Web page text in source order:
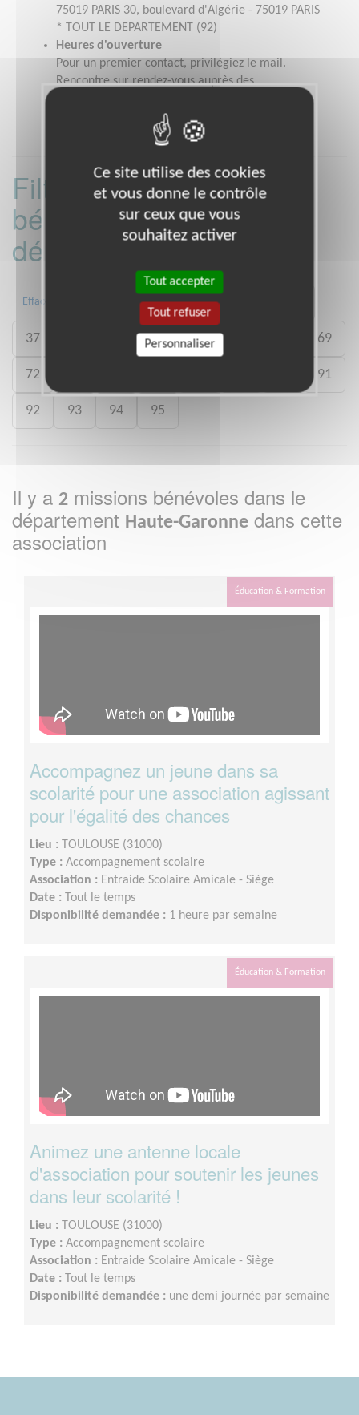
75019 PARIS 30, boulevard d'Algérie - 75019 PARIS
* TOUT LE DEPARTEMENT (92)
Heures d'ouverture
Pour un premier contact, privilégiez le mail.
Rencontre sur rendez-vous auprès des
Filtrer les missions
bénévoles par
département :
Effacer 17 31
37 45 49 69
72 91
92 93 94 95
Il y a 2 missions bénévoles dans le
département Haute-Garonne dans cette
association
Éducation & Formation
Accompagnez un jeune dans sa
scolarité pour une association agissant
pour l'égalité des chances
Lieu :
TOULOUSE (31000)
Type : Accompagnement scolaire
Association : Entraide Scolaire Amicale - Siège
Date :
Tout le temps
Disponibilité demandée : 1 heure par semaine
Éducation & Formation
Animez une antenne locale
d'association pour soutenir les jeunes
dans leur scolarité !
Lieu :
TOULOUSE (31000)
Type : Accompagnement scolaire
Association : Entraide Scolaire Amicale - Siège
Date :
Tout le temps
Disponibilité demandée : une demi journée par semaine
Ce site utilise des cookies
et vous donne le contrôle
sur ceux que vous
souhaitez activer
Tout accepter
Tout refuser
Personnaliser